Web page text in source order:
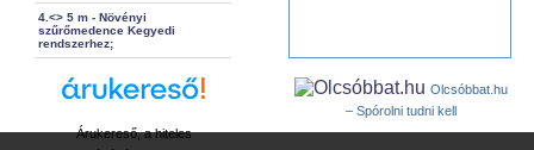
4.<> 5 m - Növényi
szűrőmedence Kegyedi
rendszerhez;
Árukereső, a hiteles
Olcsóbbat.hu
– Spórolni tudni kell